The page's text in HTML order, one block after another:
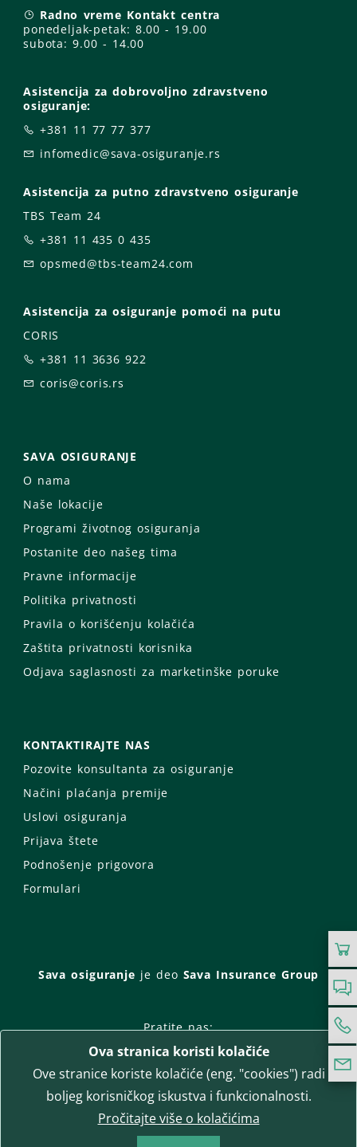
Radno vreme Kontakt centra
ponedeljak-petak: 8.00 - 19.00
subota: 9.00 - 14.00
Asistencija za dobrovoljno zdravstveno
osiguranje:
+381 11 77 77 377
infomedic@sava-osiguranje.rs
Asistencija za putno zdravstveno osiguranje
TBS Team 24
+381 11 435 0 435
opsmed@tbs-team24.com
Asistencija za osiguranje pomoći na putu
CORIS
+381 11 3636 922
coris@coris.rs
SAVA OSIGURANJE
O nama
Naše lokacije
Programi životnog osiguranja
Postanite deo našeg tima
Pravne informacije
Politika privatnosti
Pravila o korišćenju kolačića
Zaštita privatnosti korisnika
Odjava saglasnosti za marketinške poruke
KONTAKTIRAJTE NAS
Pozovite konsultanta za osiguranje
Načini plaćanja premije
Uslovi osiguranja
Prijava štete
Podnošenje prigovora
Formulari
Sava osiguranje je deo Sava Insurance Group
Pratite nas:
Facebook
Instagram
LinkedIn
Twitter
YouTube
WhatsApp
T-media d.o.o. | napredne komunikacije
Ova stranica koristi kolačiće
Ove stranice koriste kolačiće (eng. "cookies") radi
boljeg korisničkog iskustva i funkcionalnosti.
Pročitajte više o kolačićima